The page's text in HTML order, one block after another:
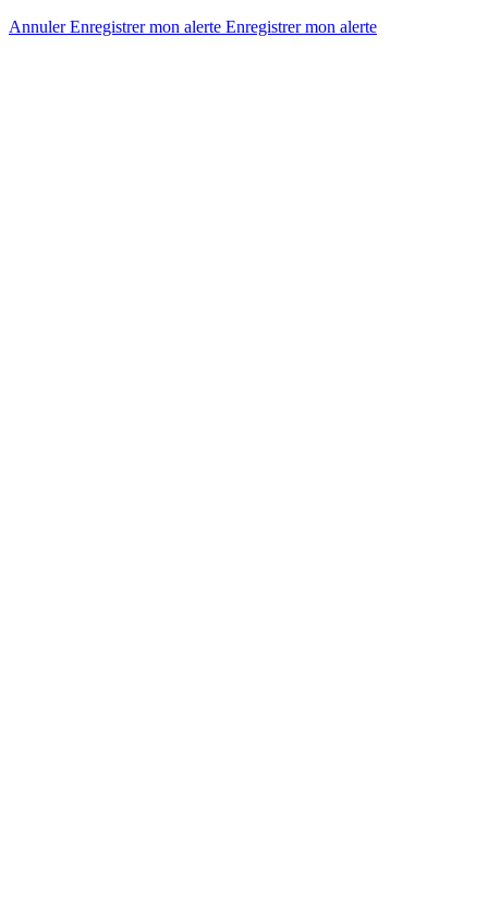
AnnulerEnregistrer mon alerte Enregistrermon alerte